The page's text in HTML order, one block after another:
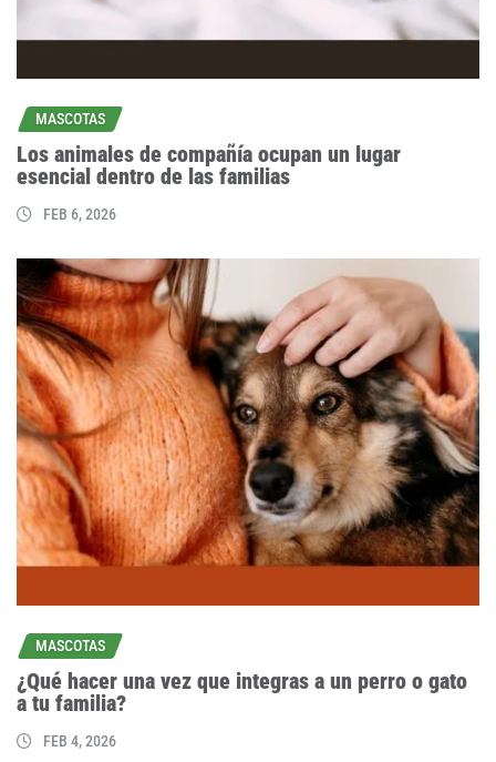
MASCOTAS
Los animales de compañía ocupan un lugar
esencial dentro de las familias
FEB 6, 2026
MASCOTAS
¿Qué hacer una vez que integras a un perro o gato
a tu familia?
FEB 4, 2026